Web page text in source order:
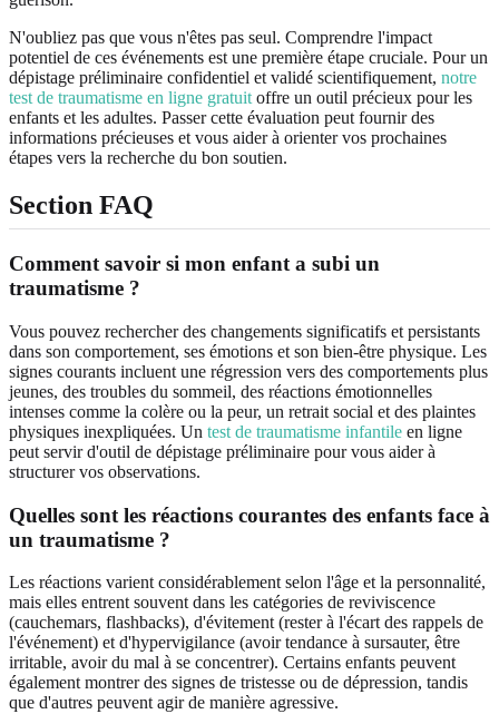
N'oubliez pas que vous n'êtes pas seul. Comprendre l'impact
potentiel de ces événements est une première étape cruciale. Pour un
dépistage préliminaire confidentiel et validé scientifiquement, notre
test de traumatisme en ligne gratuit offre un outil précieux pour les
enfants et les adultes. Passer cette évaluation peut fournir des
informations précieuses et vous aider à orienter vos prochaines
étapes vers la recherche du bon soutien.
Section FAQ
Comment savoir si mon enfant a subi un
traumatisme ?
Vous pouvez rechercher des changements significatifs et persistants
dans son comportement, ses émotions et son bien-être physique. Les
signes courants incluent une régression vers des comportements plus
jeunes, des troubles du sommeil, des réactions émotionnelles
intenses comme la colère ou la peur, un retrait social et des plaintes
physiques inexpliquées. Un test de traumatisme infantile en ligne
peut servir d'outil de dépistage préliminaire pour vous aider à
structurer vos observations.
Quelles sont les réactions courantes des enfants face à
un traumatisme ?
Les réactions varient considérablement selon l'âge et la personnalité,
mais elles entrent souvent dans les catégories de reviviscence
(cauchemars, flashbacks), d'évitement (rester à l'écart des rappels de
l'événement) et d'hypervigilance (avoir tendance à sursauter, être
irritable, avoir du mal à se concentrer). Certains enfants peuvent
également montrer des signes de tristesse ou de dépression, tandis
que d'autres peuvent agir de manière agressive.